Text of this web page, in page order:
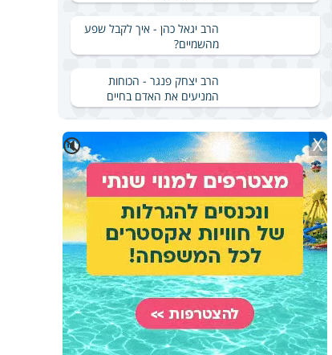
הרב יגאל כהן - איך לקבל שפע
מהשמיים?
הרב יצחק פנגר - הכוחות
המניעים את האדם בחיים
🔇 X